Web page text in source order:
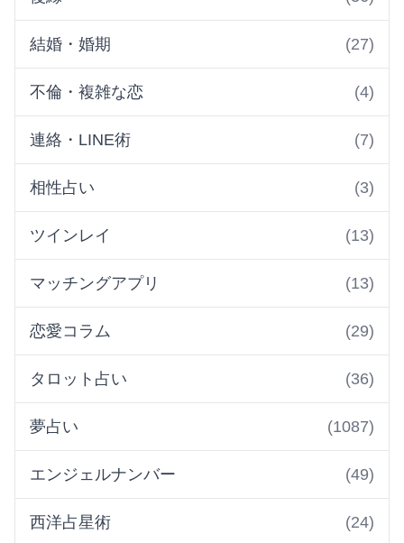
結婚・婚期 (27)
不倫・複雑な恋 (4)
連絡・LINE術 (7)
相性占い (3)
ツインレイ (13)
マッチングアプリ (13)
恋愛コラム (29)
タロット占い (36)
夢占い (1087)
エンジェルナンバー (49)
西洋占星術 (24)